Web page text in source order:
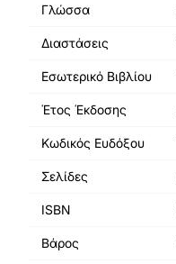
Γλώσσα
Διαστάσεις
Εσωτερικό Βιβλίου
Έτος Έκδοσης
Κωδικός Ευδόξου
Σελίδες
ISBN
Βάρος